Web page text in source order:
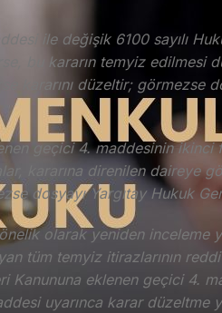
ile değişik 6100 sayılı
bu kararın temyiz edilmesi
kararını düzeltir; görmezse
geçici 4. maddesinin ikinci
kararına direnilen daireye
dosyayı Yargıtay Hukuk
olarak yeniden inceleme
tüm temyiz itirazlarının
eklenen geçici 4.
uyarınca karar